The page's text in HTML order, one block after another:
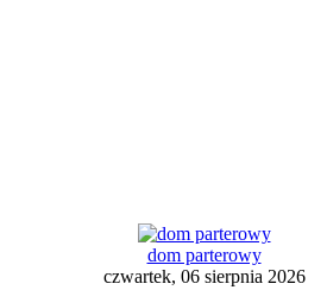
dom parterowy
czwartek, 06 sierpnia 2026